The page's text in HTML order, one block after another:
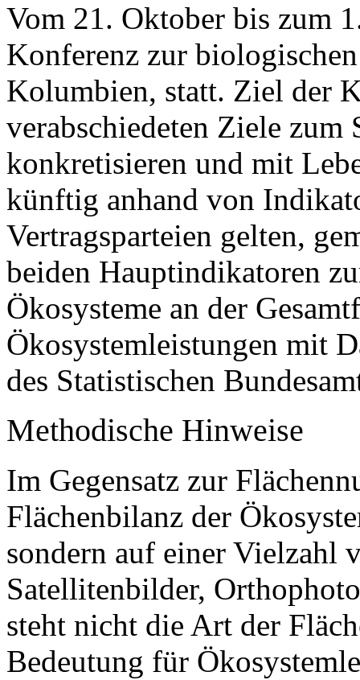
Vom 21. Oktober bis zum
Konferenz zur
Kolumbien, statt. Ziel der
verabschiedeten Ziele
konkretisieren und mit
künftig anhand von
Vertragsparteien gelten,
beiden Hauptindikatoren
Ökosysteme an der
Ökosystemleistungen mit
des Statistischen
Methodische Hinweise
Im Gegensatz zur
Flächenbilanz der
sondern auf einer Vielzahl
Satellitenbilder,
steht nicht die Art der
Bedeutung für